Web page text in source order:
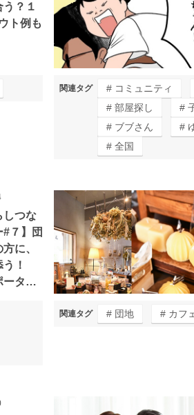
？１
ト例も
関連タグ コミュニティ
部屋探し
ブブさん
全国
しつな
７】団
に、
！
ータ
関連タグ 団地 カフ